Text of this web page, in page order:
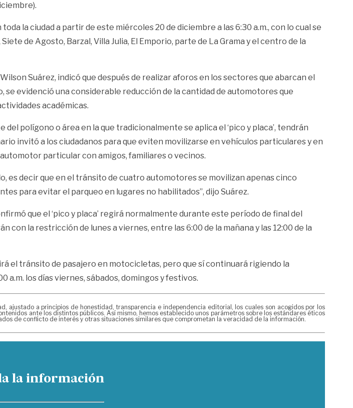
la ciudad a partir de este miércoles 20 de diciembre a las 6:30 a.m., con lo cual se
de Agosto, Barzal, Villa Julia, El Emporio, parte de La Grama y el centro de la
Suárez, indicó que después de realizar aforos en los sectores que abarcan el
se evidenció una considerable reducción de la cantidad de automotores que
académicas.
polígono o área en la que tradicionalmente se aplica el ‘pico y placa’, tendrán
invitó a los ciudadanos para que eviten movilizarse en vehículos particulares y en
particular con amigos, familiares o vecinos.
es decir que en el tránsito de cuatro automotores se movilizan apenas cinco
para evitar el parqueo en lugares no habilitados”, dijo Suárez.
que el ‘pico y placa’ regirá normalmente durante este período de final del
la restricción de lunes a viernes, entre las 6:00 de la mañana y las 12:00 de la
el tránsito de pasajero en motocicletas, pero que sí continuará rigiendo la
a.m. los días viernes, sábados, domingos y festivos.
ajustado a principios de honestidad, transparencia e independencia editorial, los cuales son acogidos por los
ante los distintos públicos. Así mismo, hemos establecido unos parámetros sobre los estándares éticos
de conflicto de interés y otras situaciones similares que comprometan la veracidad de la información.
la información